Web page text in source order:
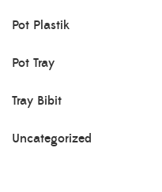
Pot Plastik
Pot Tray
Tray Bibit
Uncategorized